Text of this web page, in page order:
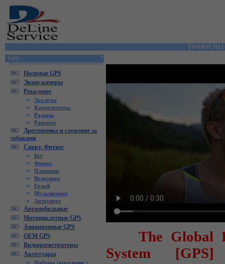
НОВОСТИ
GPS
Носимые GPS
Экшн-камеры
Река-море
Эхолоты
Картплоттеры
Радары
Panoptix
Дрессировка и слежение за
собаками
Спорт, Фитнес
Бег
Фитнес
Плавание
Велоспорт
Гольф
Мультиспорт
Автоспорт
Автомобильные
Мотоциклетные GPS
Авиационные GPS
OEM GPS
Видеорегистраторы
Аксессуары
Наборы (крепление +
The Global
System